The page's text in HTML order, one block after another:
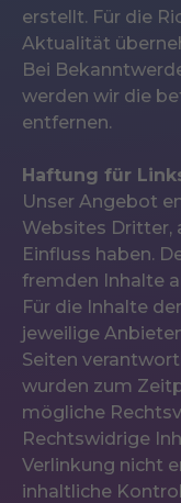
erstellt. Für die
Aktualität
Bei
werden wir die
entfernen.
‍Haftung für
Unser Angebot
Websites Dritter,
Einfluss haben.
fremden Inhalte
Für die Inhalte
jeweilige
Seiten
wurden zum
mögliche
Rechtswidrige
Verlinkung nicht
inhaltliche